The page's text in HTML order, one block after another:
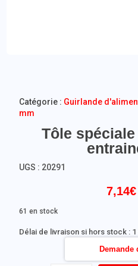
Tôle
7,14€
Délai de livraison si hors stock :
61 en stock
Demande
UGS : 20291
Catégorie : Guirlande
mm